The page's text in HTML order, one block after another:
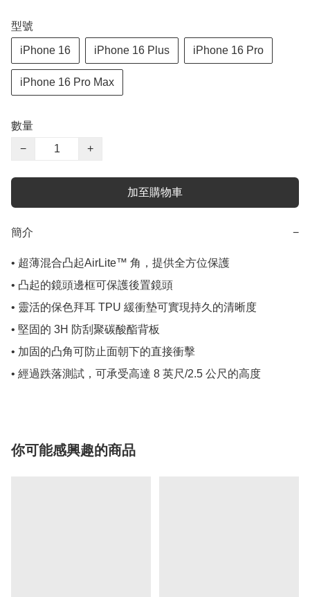
型號
iPhone 16 iPhone 16 Plus iPhone 16 Pro
iPhone 16 Pro Max
數量
−
+
加至購物車
簡介 −
• 超薄混合凸起AirLite™ 角，提供全方位保護
• 凸起的鏡頭邊框可保護後置鏡頭
• 靈活的保色拜耳 TPU 緩衝墊可實現持久的清晰度
• 堅固的 3H 防刮聚碳酸酯背板
• 加固的凸角可防止面朝下的直接衝擊
• 經過跌落測試，可承受高達 8 英尺/2.5 公尺的高度
你可能感興趣的商品